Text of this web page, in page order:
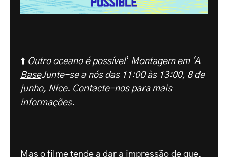
⬆️ Outro oceano é possível‘ Montagem em 'A
BaseJunte-se a nós das 11:00 às 13:00, 8 de
junho, Nice. Contacte-nos para mais
informações.
-
Mas o filme tende a dar a impressão de que,